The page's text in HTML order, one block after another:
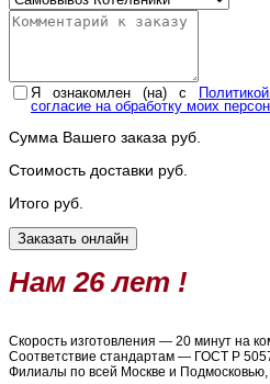
Я ознакомлен (на) с
согласие на обработку моих
Сумма Вашего заказа руб.
Стоимость доставки руб.
Итого руб.
Нам 26 лет !
Скорость изготовления — 20 минут на
Соответствие стандартам — ГОСТ Р
Филиалы по всей Москве и Подмосковью,